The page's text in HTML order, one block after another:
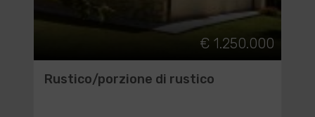
€ 1.250.000
Rustico/porzione di rustico